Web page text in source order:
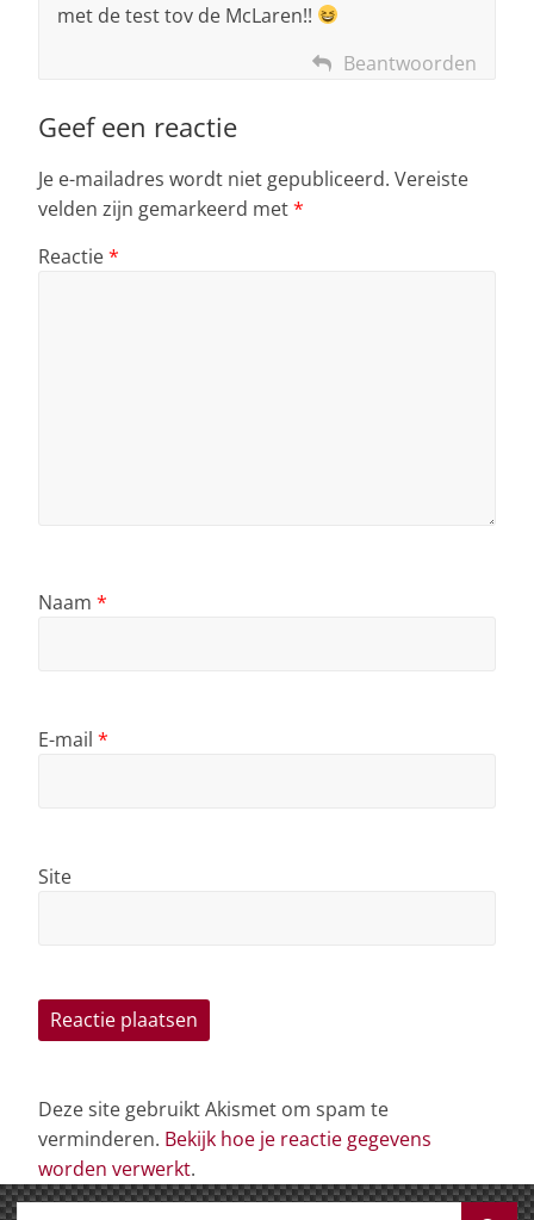
met de test tov de McLaren!!
Beantwoorden
Geef een reactie
Je e-mailadres wordt niet gepubliceerd. Vereiste
velden zijn gemarkeerd met*
Reactie*
Naam *
E-mail *
Site
Deze site gebruikt Akismet om spam te
verminderen. Bekijk hoe je reactie gegevens
worden verwerkt.